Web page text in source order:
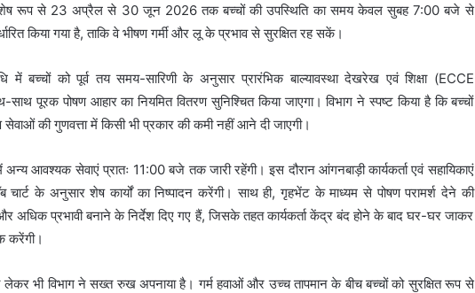
रूप से 23 अप्रैल से 30 जून 2026 तक बच्चों की उपस्थिति का समय केवल सुबह 7:00 बजे से
किया गया है, ताकि वे भीषण गर्मी और लू के प्रभाव से सुरक्षित रह सकें।
में बच्चों को पूर्व तय समय-सारिणी के अनुसार प्रारंभिक बाल्यावस्था देखरेख एवं शिक्षा (ECCE
साथ पूरक पोषण आहार का नियमित वितरण सुनिश्चित किया जाएगा। विभाग ने स्पष्ट किया है कि बच्चों
सेवाओं की गुणवत्ता में किसी भी प्रकार की कमी नहीं आने दी जाएगी।
आवश्यक सेवाएं प्रातः 11:00 बजे तक जारी रहेंगी। इस दौरान आंगनबाड़ी कार्यकर्ता एवं सहायिकाएं
चार्ट के अनुसार शेष कार्यों का निष्पादन करेंगी। साथ ही, गृहभेंट के माध्यम से पोषण परामर्श देने की
अधिक प्रभावी बनाने के निर्देश दिए गए हैं, जिसके तहत कार्यकर्ता केंद्र बंद होने के बाद घर-घर जाकर
करेंगी।
लेकर भी विभाग ने सख्त रुख अपनाया है। गर्म हवाओं और उच्च तापमान के बीच बच्चों को सुरक्षित रूप से